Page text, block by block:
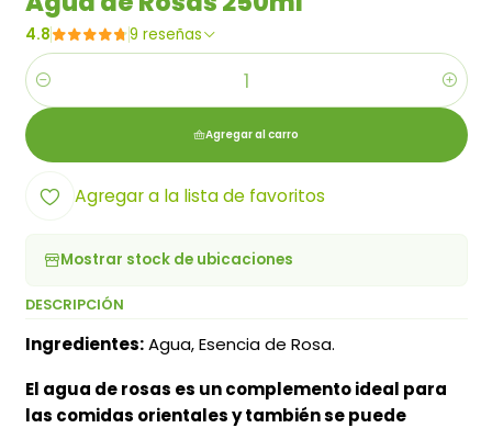
4.8 9 reseñas
Cantidad
Agregar al carro
Agregar a la lista de favoritos
Mostrar stock de ubicaciones
DESCRIPCIÓN
Ingredientes:Agua, Esencia de Rosa.
El agua de rosas es un complemento ideal para
las comidas orientales y también se puede